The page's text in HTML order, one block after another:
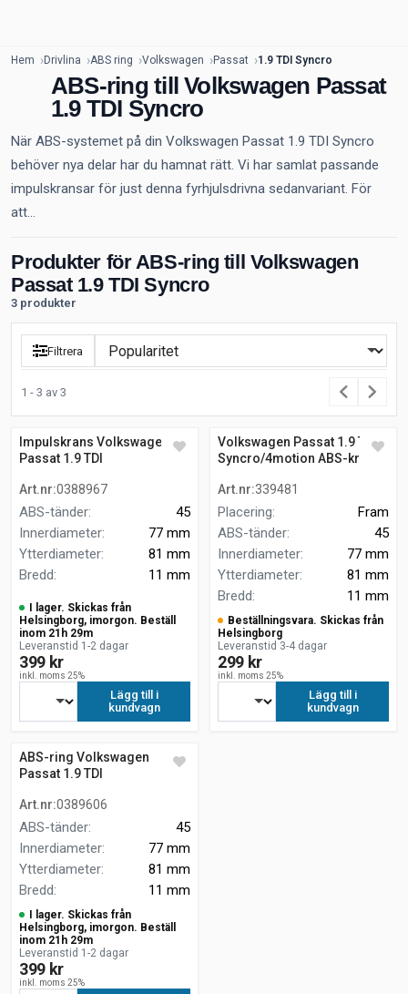
Hem Drivlina ABS ring Volkswagen Passat 1.9 TDI Syncro
ABS-ring till Volkswagen Passat
1.9 TDI Syncro
När ABS-systemet på din Volkswagen Passat 1.9 TDI Syncro
behöver nya delar har du hamnat rätt. Vi har samlat passande
impulskransar för just denna fyrhjulsdrivna sedanvariant. För
att...
Produkter för ABS-ring till Volkswagen
Passat 1.9 TDI Syncro
3 produkter
Filtrera
1 - 3 av 3
Impulskrans Volkswagen
Passat 1.9 TDI
Art.nr:0388967
ABS-tänder:
45
Innerdiameter:
77 mm
Ytterdiameter:
81 mm
Bredd: 11 mm
I lager. Skickas från
Helsingborg, imorgon. Beställ
inom 21h 29m
Leveranstid 1-2 dagar
399 kr
inkl. moms 25%
Lägg till i
kundvagn
Volkswagen Passat 1.9 TDI
Syncro/4motion ABS-krans
Art.nr:339481
Placering:
Fram
ABS-tänder:
45
Innerdiameter:
77 mm
Ytterdiameter:
81 mm
Bredd: 11 mm
Beställningsvara. Skickas från
Helsingborg
Leveranstid 3-4 dagar
299 kr
inkl. moms 25%
Lägg till i
kundvagn
ABS-ring Volkswagen
Passat 1.9 TDI
Art.nr:0389606
ABS-tänder:
45
Innerdiameter:
77 mm
Ytterdiameter:
81 mm
Bredd: 11 mm
I lager. Skickas från
Helsingborg, imorgon. Beställ
inom 21h 29m
Leveranstid 1-2 dagar
399 kr
inkl. moms 25%